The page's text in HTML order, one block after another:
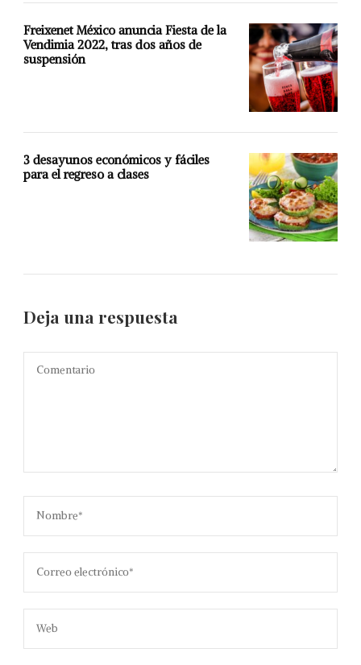
Freixenet México anuncia Fiesta de la
Vendimia 2022, tras dos años de
suspensión
3 desayunos económicos y fáciles
para el regreso a clases
Deja una respuesta